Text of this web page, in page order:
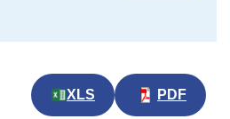
XLS PDF